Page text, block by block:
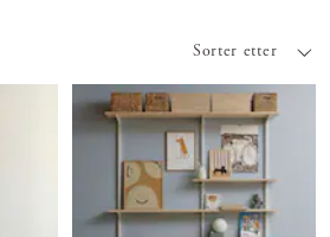
Sorter etter